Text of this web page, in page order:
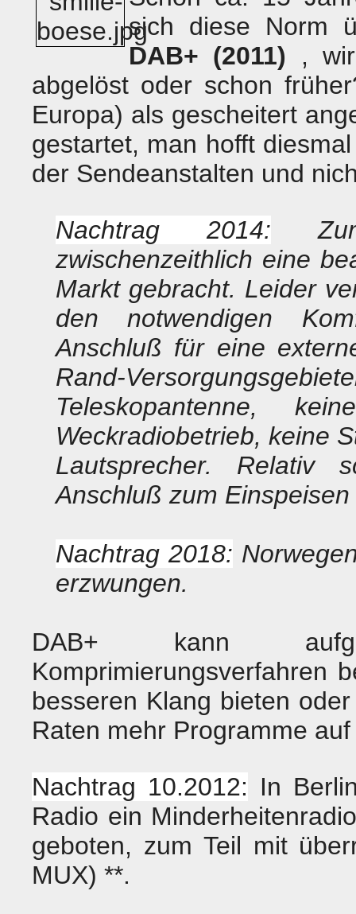
sich diese Norm
DAB+ (2011) ,
abgelöst oder schon
Europa) als gescheitert
gestartet, man hofft
der Sendeanstalten und
Nachtrag 2014:
zwischenzeithlich eine
Markt gebracht. Leider
den notwendigen
Anschluß für eine
Rand-
Teleskopantenne,
Weckradiobetrieb, keine
Lautsprecher. Relativ
Anschluß zum
Nachtrag 2018:
erzwungen.
DAB+ kann
Komprimierungsverfahren
besseren Klang bieten
Raten mehr Programme
Nachtrag 10.2012: In
Radio ein
geboten, zum Teil mit
MUX) **.